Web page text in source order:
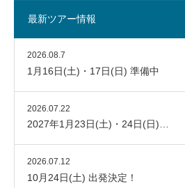
最新ツアー情報
2026.08.7
1月16日(土)・17日(日) 準備中
2026.07.22
2027年1月23日(土)・24日(日)…
2026.07.12
10月24日(土) 出発決定！